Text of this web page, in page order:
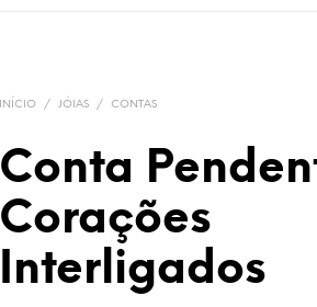
INÍCIO / JÓIAS / CONTAS
Conta
Corações
Interligados